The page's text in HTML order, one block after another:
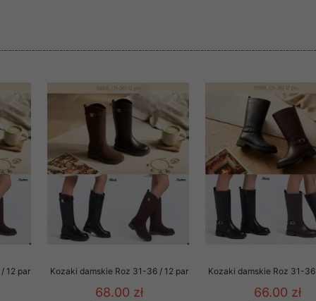
12 par Kozaki damskie Roz 31-36 / 12 par
68.00 zł
Kozaki damskie Roz 31-
66.00 zł
wycofanie zgody nie
oraz usunięcia
Twoich
osobowych.